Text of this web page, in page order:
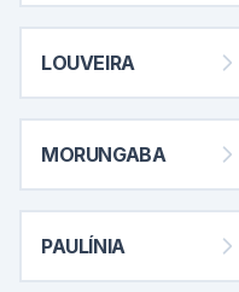
LOUVEIRA
MORUNGABA
PAULÍNIA